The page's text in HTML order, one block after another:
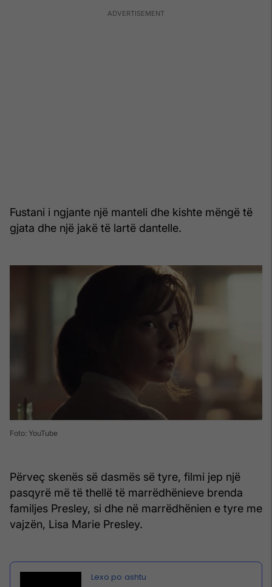
Fustani i ngjante një manteli dhe kishte mëngë të
gjata dhe një jakë të lartë dantelle.
Foto: YouTube
Përveç skenës së dasmës së tyre, filmi jep një
pasqyrë më të thellë të marrëdhënieve brenda
familjes Presley, si dhe në marrëdhënien e tyre me
vajzën, Lisa Marie Presley.